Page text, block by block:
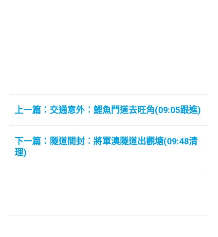
上一篇：交通意外︰鯉魚門道去旺角(09:05跟進)
下一篇：隧道間封︰將軍澳隧道出觀塘(09:48清
理)